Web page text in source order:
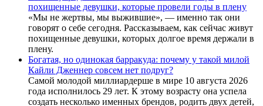
похищенные девушки, которые провели годы в плену
«Мы не жертвы, мы выжившие», — именно так они
говорят о себе сегодня. Рассказываем, как сейчас живут
похищенные девушки, которых долгое время держали в
плену.
Богатая, но одинокая барракуда: почему у такой милой
Кайли Дженнер совсем нет подруг?
Самой молодой миллиардерше в мире 10 августа 2026
года исполнилось 29 лет. К этому возрасту она успела
создать несколько именных брендов, родить двух детей,